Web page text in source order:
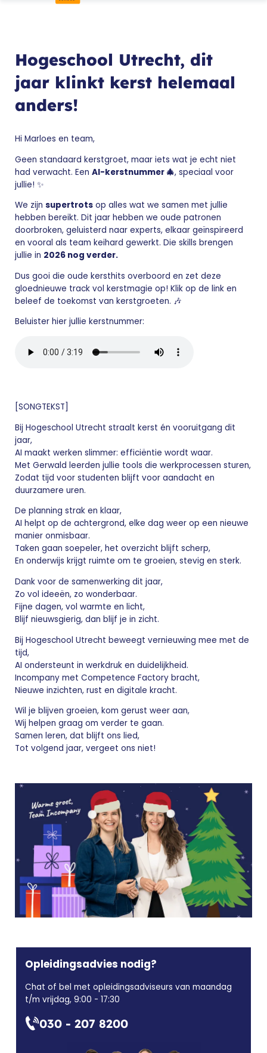
Hogeschool Utrecht, dit
jaar klinkt kerst helemaal
anders!
Hi Marloes en team,
Geen standaard kerstgroet, maar iets wat je echt niet
had verwacht. Een AI-kerstnummer 🎄, speciaal voor
jullie! ✨
We zijn supertrotsop alles wat we samen met jullie
hebben bereikt. Dit jaar hebben we oude patronen
doorbroken, geluisterd naar experts, elkaar geïnspireerd
en vooral als team keihard gewerkt. Die skills brengen
jullie in 2026 nog verder.
Dus gooi die oude kersthits overboord en zet deze
gloednieuwe track vol kerstmagie op! Klik op de link en
beleef de toekomst van kerstgroeten. 🎶
Beluister hier jullie kerstnummer:
[SONGTEKST]
Bij Hogeschool Utrecht straalt kerst én vooruitgang dit
jaar,
AI maakt werken slimmer: efficiëntie wordt waar.
Met Gerwald leerden jullie tools die werkprocessen sturen,
Zodat tijd voor studenten blijft voor aandacht en
duurzamere uren.
De planning strak en klaar,
AI helpt op de achtergrond, elke dag weer op een nieuwe
manier onmisbaar.
Taken gaan soepeler, het overzicht blijft scherp,
En onderwijs krijgt ruimte om te groeien, stevig en sterk.
Dank voor de samenwerking dit jaar,
Zo vol ideeën, zo wonderbaar.
Fijne dagen, vol warmte en licht,
Blijf nieuwsgierig, dan blijf je in zicht.
Bij Hogeschool Utrecht beweegt vernieuwing mee met de
tijd,
AI ondersteunt in werkdruk en duidelijkheid.
Incompany met Competence Factory bracht,
Nieuwe inzichten, rust en digitale kracht.
Wil je blijven groeien, kom gerust weer aan,
Wij helpen graag om verder te gaan.
Samen leren, dat blijft ons lied,
Tot volgend jaar, vergeet ons niet!
Opleidingsadvies nodig?
Chat of bel met opleidingsadviseurs van maandag
t/m vrijdag, 9:00 - 17:30
030 - 207 8200